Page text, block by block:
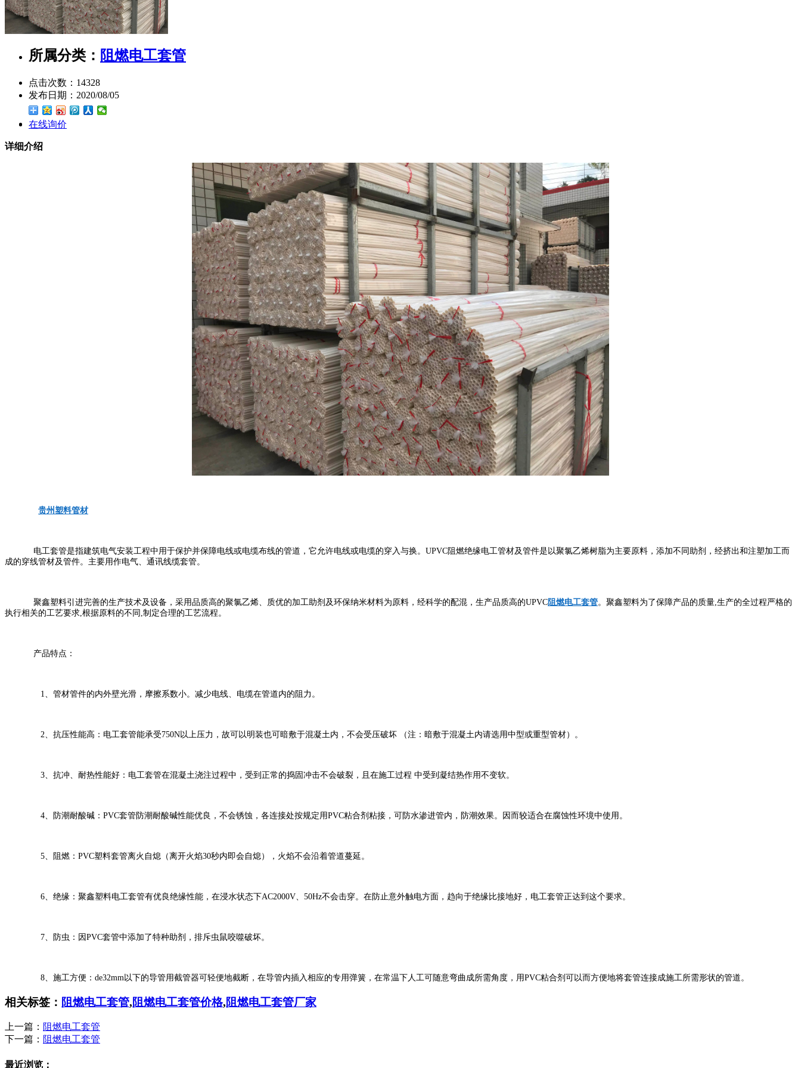
所属分类： 阻燃电工套管
点击次数： 14328
发布日期： 2020/08/05
在线询价
详细介绍
贵州塑料管材
电工套管是指建筑电气安装工程中用于保护并保障电线或电缆布线的管道，它允许电线或电缆的穿入与换。UPVC阻燃绝缘电工管材及管件是以聚氯乙烯树脂为主要原料，添加不同助剂，经挤出和注塑加工而
成的穿线管材及管件。主要用作电气、通讯线缆套管。
聚鑫塑料引进完善的生产技术及设备，采用品质高的聚氯乙烯、质优的加工助剂及环保纳米材料为原料，经科学的配混，生产品质高的UPVC阻燃电工套管。聚鑫塑料为了保障产品的质量,生产的全过程严格的
执行相关的工艺要求,根据原料的不同,制定合理的工艺流程。
产品特点：
1、管材管件的内外壁光滑，摩擦系数小。减少电线、电缆在管道内的阻力。
2、抗压性能高：电工套管能承受750N以上压力，故可以明装也可暗敷于混凝土内，不会受压破坏 （注：暗敷于混凝土内请选用中型或重型管材）。
3、抗冲、耐热性能好：电工套管在混凝土浇注过程中，受到正常的捣固冲击不会破裂，且在施工过程 中受到凝结热作用不变软。
4、防潮耐酸碱：PVC套管防潮耐酸碱性能优良，不会锈蚀，各连接处按规定用PVC粘合剂粘接，可防水渗进管内，防潮效果。因而较适合在腐蚀性环境中使用。
5、阻燃：PVC塑料套管离火自熄（离开火焰30秒内即会自熄），火焰不会沿着管道蔓延。
6、绝缘：聚鑫塑料电工套管有优良绝缘性能，在浸水状态下AC2000V、50Hz不会击穿。在防止意外触电方面，趋向于绝缘比接地好，电工套管正达到这个要求。
7、防虫：因PVC套管中添加了特种助剂，排斥虫鼠咬噬破坏。
8、施工方便：de32mm以下的导管用截管器可轻便地截断，在导管内插入相应的专用弹簧，在常温下人工可随意弯曲成所需角度，用PVC粘合剂可以而方便地将套管连接成施工所需形状的管道。
相关标签： 阻燃电工套管,阻燃电工套管价格,阻燃电工套管厂家
上一篇： 阻燃电工套管
下一篇： 阻燃电工套管
最近浏览：